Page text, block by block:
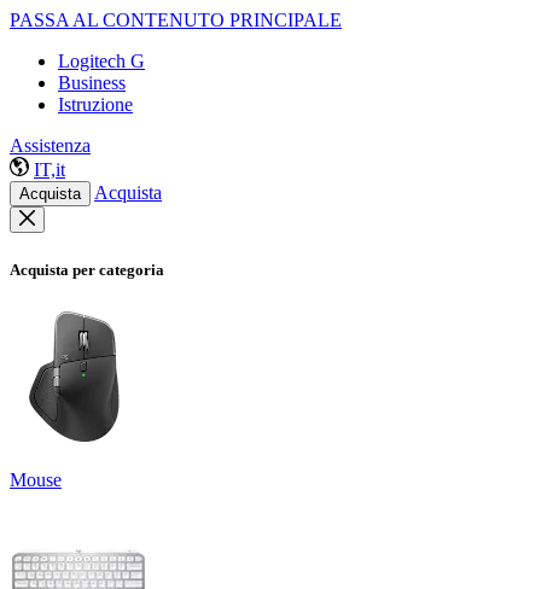
PASSA AL CONTENUTO PRINCIPALE
Logitech G
Business
Istruzione
Assistenza
IT,it
Acquista Acquista
Acquista per categoria
Mouse